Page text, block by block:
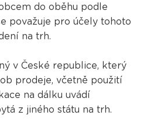
do oběhu podle
považuje pro účely tohoto
na trh.
v České republice, který
prodeje, včetně použití
na dálku uvádí
z jiného státu na trh.